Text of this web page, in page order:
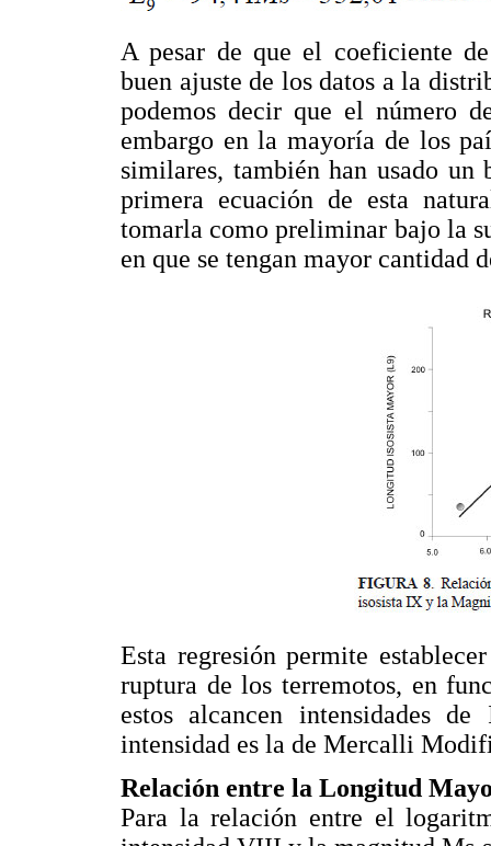
A pesar de que el coeficiente
buen ajuste de los datos a la
podemos decir que el número
embargo en la mayoría de los
similares, también han usado un
primera ecuación de esta
tomarla como preliminar bajo la
en que se tengan mayor cantidad
Esta regresión permite
ruptura de los terremotos, en
estos alcancen intensidades
intensidad es la de Mercalli
Relación entre la Longitud
Para la relación entre el